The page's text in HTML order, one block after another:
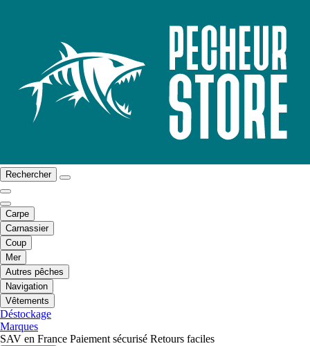
Rechercher
Carpe
Carnassier
Coup
Mer
Autres pêches
Navigation
Vêtements
Déstockage
Marques
SAV en France Paiement sécurisé Retours faciles